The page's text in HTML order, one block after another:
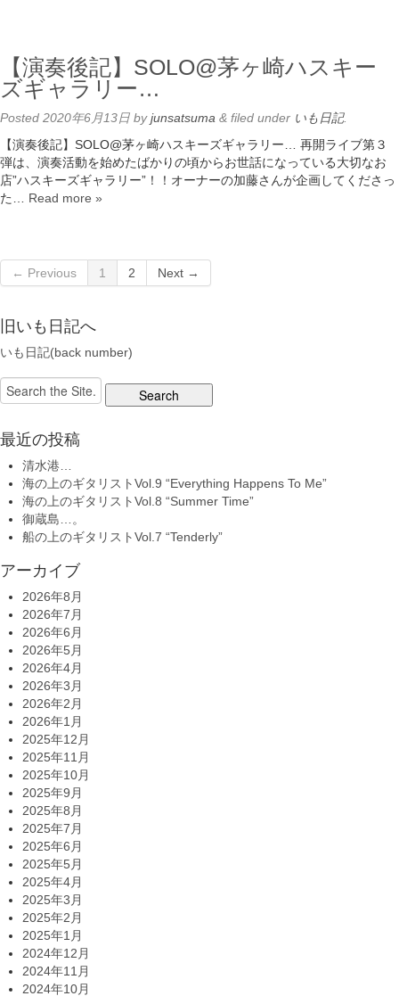
【演奏後記】SOLO@茅ヶ崎ハスキー
ズギャラリー…
Posted 2020年6月13日 byjunsatsuma & filed under いも日記.
【演奏後記】SOLO@茅ヶ崎ハスキーズギャラリー… 再開ライブ第３
弾は、演奏活動を始めたばかりの頃からお世話になっている大切なお
店”ハスキーズギャラリー”！！オーナーの加藤さんが企画してくださっ
た… Read more »
← Previous 1 2 Next →
旧いも日記へ
いも日記(back number)
Search
for:
最近の投稿
清水港…
海の上のギタリストVol.9 “Everything Happens To Me”
海の上のギタリストVol.8 “Summer Time”
御蔵島…。
船の上のギタリストVol.7 “Tenderly”
アーカイブ
2026年8月
2026年7月
2026年6月
2026年5月
2026年4月
2026年3月
2026年2月
2026年1月
2025年12月
2025年11月
2025年10月
2025年9月
2025年8月
2025年7月
2025年6月
2025年5月
2025年4月
2025年3月
2025年2月
2025年1月
2024年12月
2024年11月
2024年10月